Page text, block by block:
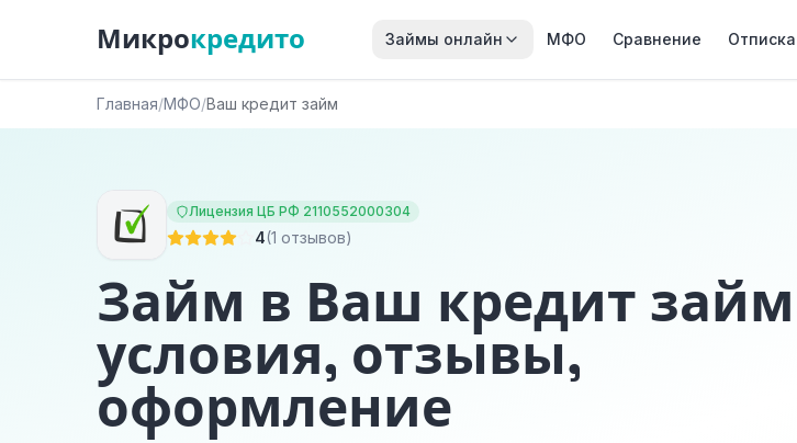
Микрокредито Займы онлайн МФО Сравнение Отписка
Главная/МФО/Ваш кредит займ
Лицензия ЦБ РФ 2110552000304
4(1 отзывов)
Займ в Ваш кредит
условия, отзывы,
оформление